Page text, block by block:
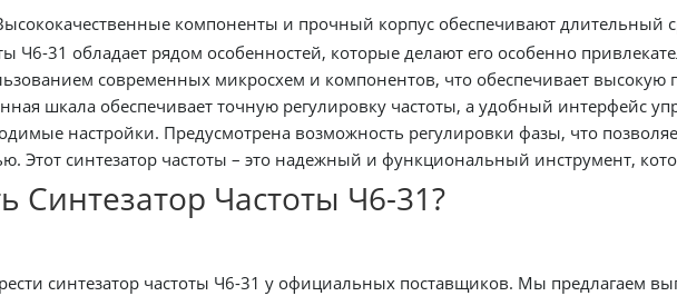
компоненты и прочный корпус обеспечивают длительный
Ч6-31 обладает рядом особенностей, которые делают его особенно
современных микросхем и компонентов, что обеспечивает высокую
шкала обеспечивает точную регулировку частоты, а удобный интерфейс
настройки. Предусмотрена возможность регулировки фазы, что
станет незаменимым помощником
Синтезатор Частоты Ч6-31?
синтезатор частоты Ч6-31 у официальных поставщиков. Мы предлагаем выгодные условия